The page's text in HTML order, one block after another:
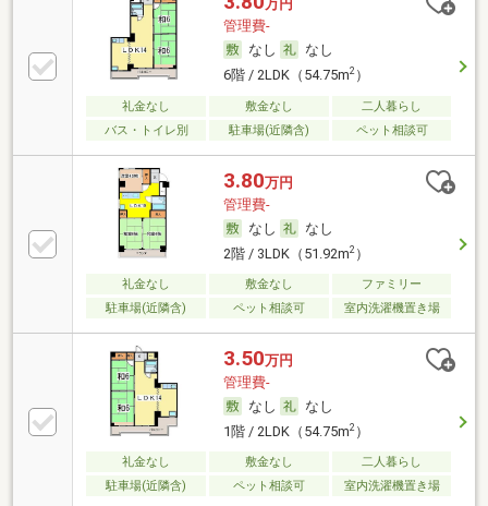
万円
管理費-
なし
なし
6階 / 2LDK（54.75m2）
礼金なし 敷金なし
二人暮らし
バス・トイレ別
駐車場(近隣含) ペット相談可
3.80万円
管理費-
なし
なし
2階 / 3LDK（51.92m2）
礼金なし 敷金なし
ファミリー
駐車場(近隣含)
ペット相談可 室内洗濯機置き場
3.50万円
管理費-
なし
なし
1階 / 2LDK（54.75m2）
礼金なし 敷金なし
二人暮らし
駐車場(近隣含)
ペット相談可 室内洗濯機置き場